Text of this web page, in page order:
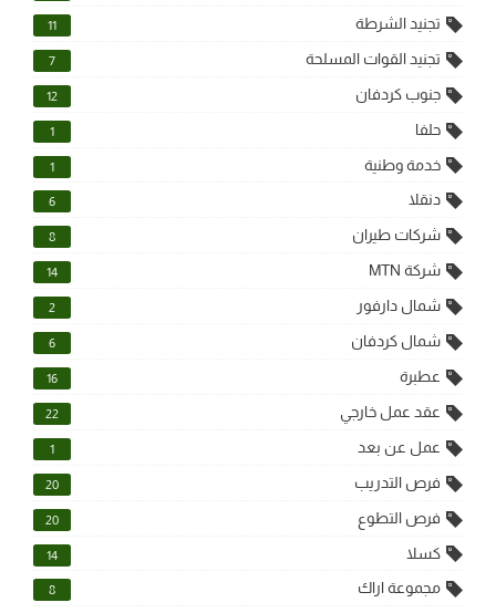
تجنيد الشرطة 11
تجنيد القوات المسلحة 7
جنوب كردفان 12
حلفا 1
خدمة وطنية 1
دنقلا 6
شركات طيران 8
شركة MTN 14
شمال دارفور 2
شمال كردفان 6
عطبرة 16
عقد عمل خارجي 22
عمل عن بعد 1
فرص التدريب 20
فرص التطوع 20
كسلا 14
مجموعة اراك 8